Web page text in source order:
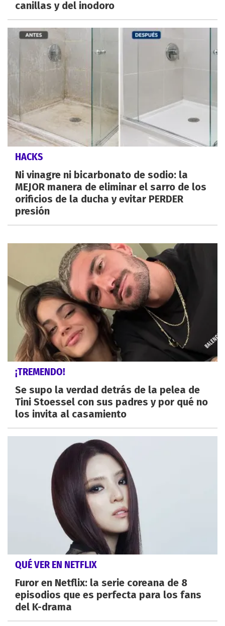
canillas y del inodoro
HACKS
Ni vinagre ni bicarbonato de sodio: la
MEJOR manera de eliminar el sarro de los
orificios de la ducha y evitar PERDER
presión
¡TREMENDO!
Se supo la verdad detrás de la pelea de
Tini Stoessel con sus padres y por qué no
los invita al casamiento
QUÉ VER EN NETFLIX
Furor en Netflix: la serie coreana de 8
episodios que es perfecta para los fans
del K-drama